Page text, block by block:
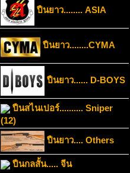
ปืนยาว........ ASIA
ปืนยาว........CYMA
ปืนยาว...... D-BOYS
ปืนสไนเปอร์.......... Sniper
(12)
ปืนยาว.... Others
ปืนกลสั้น..... จีน